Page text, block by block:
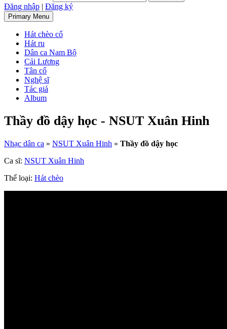
Đăng nhập | Đăng ký
Primary Menu
Hát chèo cổ
Hát ru
Dân ca Nam Bộ
Cải Lương
Tân cổ
Nghệ sĩ
Tác giả
Album
Thầy đồ dậy học - NSUT Xuân Hinh
Nhạc dân ca » NSUT Xuân Hinh » Thầy đồ dậy học
Ca sĩ: NSUT Xuân Hinh
Thể loại: Hát chèo